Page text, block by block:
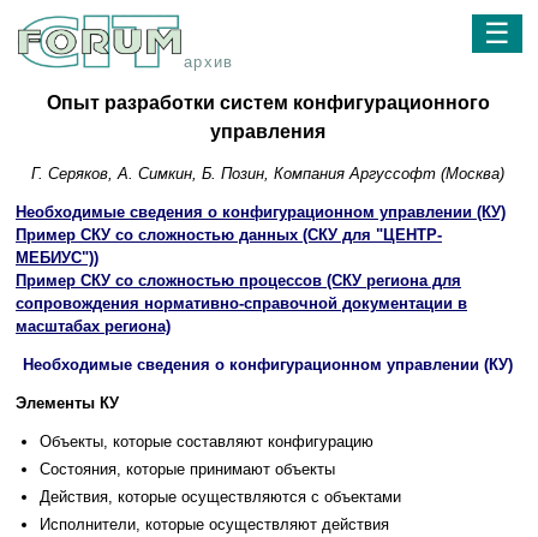
архив
☰
Опыт разработки систем конфигурационного
управления
Г. Серяков, А. Симкин, Б. Позин, Компания Аргуссофт (Москва)
Необходимые сведения о конфигурационном управлении (КУ)
Пример СКУ со сложностью данных (СКУ для "ЦЕНТР-
МЕБИУС"))
Пример СКУ со сложностью процессов (СКУ региона для
сопровождения нормативно-справочной документации в
масштабах региона)
Необходимые сведения о конфигурационном управлении (КУ)
Элементы КУ
Объекты, которые составляют конфигурацию
Состояния, которые принимают объекты
Действия, которые осуществляются с объектами
Исполнители, которые осуществляют действия